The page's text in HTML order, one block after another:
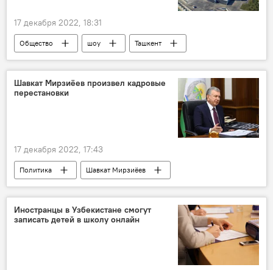
17 декабря 2022, 18:31
Общество шоу
Ташкент
Узбекистан
Шавкат Мирзиёев произвел кадровые
перестановки
17 декабря 2022, 17:43
Политика
Шавкат Мирзиёев
президент Узбекистана
Иностранцы в Узбекистане смогут
записать детей в школу онлайн